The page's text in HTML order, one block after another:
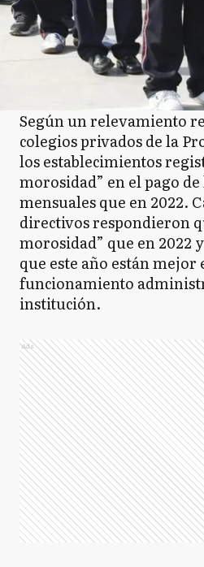
CP Coronel
Coronel
CS Coronel
D Daireaux
D
E Ensenada
E Escobar
EE Esteban
Según un relevamiento
colegios privados de la
los establecimientos
morosidad” en el pago
mensuales que en 2022.
directivos respondieron
morosidad” que en 2022
que este año están mejor
funcionamiento
institución.
Ads